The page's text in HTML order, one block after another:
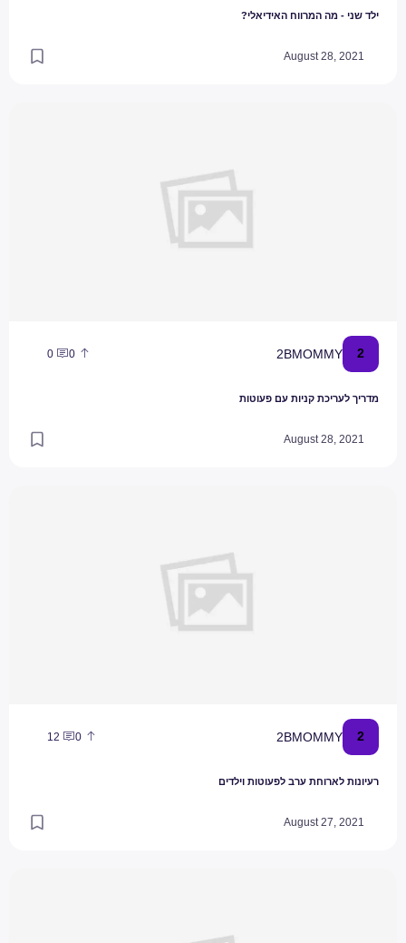
ילד שני - מה המרווח האידיאלי?
August 28, 2021
2
2BMOMMY
0
0
מדריך לעריכת קניות עם פעוטות
August 28, 2021
2
2BMOMMY
0
12
רעיונות לארוחת ערב לפעוטות וילדים
August 27, 2021